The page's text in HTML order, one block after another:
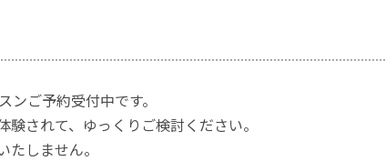
ンご予約受付中です。
験されて、ゆっくりご検討ください。
たしません。